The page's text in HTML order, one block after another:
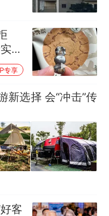
探
为
专享
新选择 会“冲击”传
客